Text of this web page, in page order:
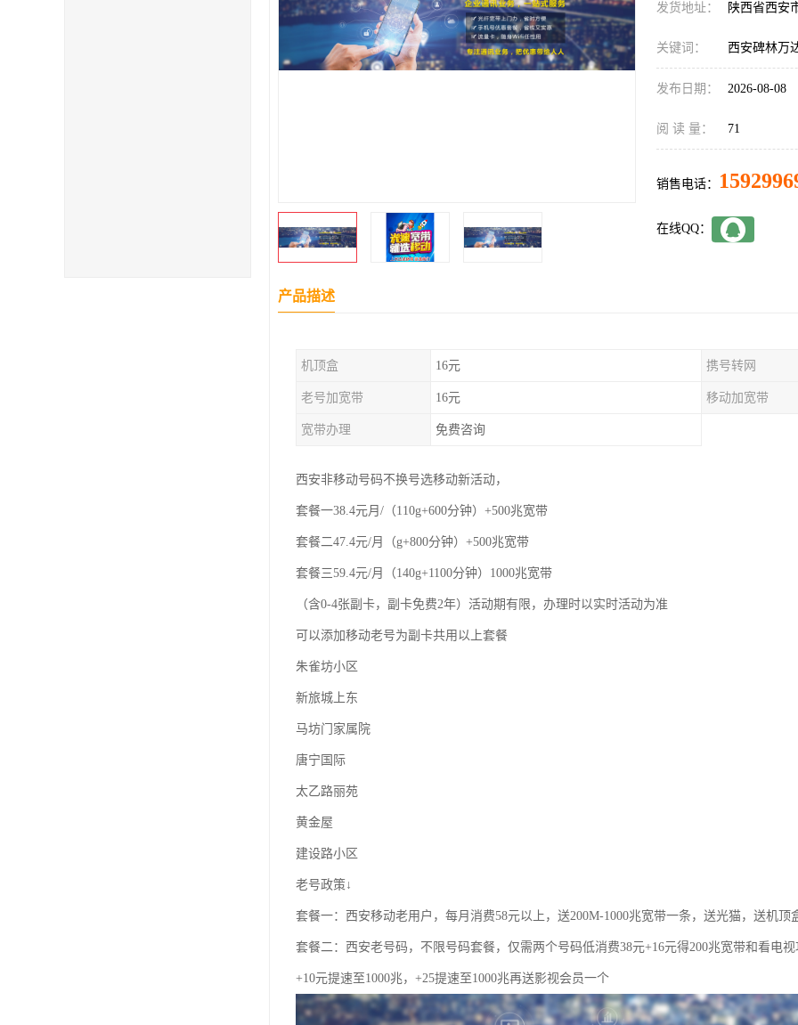
发货地址： 陕西省西安
关键词： 西安碑林万
发布日期： 2026-08-08
阅 读 量： 71
销售电话：
在线QQ：
产品描述
机顶盒 16元 携号转网
老号加宽带 16元 移动加宽带
宽带办理 免费咨询
西安非移动号码不换号选移动新活动，
套餐一38.4元月/（110g+600分钟）+500兆宽带
套餐二47.4元/月（g+800分钟）+500兆宽带
套餐三59.4元/月（140g+1100分钟）1000兆宽带
（含0-4张副卡，副卡免费2年）活动期有限，办理时以实时活动为准
可以添加移动老号为副卡共用以上套餐
朱雀坊小区
新旅城上东
马坊门家属院
唐宁国际
太乙路丽苑
黄金屋
建设路小区
老号政策↓
套餐一：西安移动老用户，每月消费58元以上，送200M-1000兆宽带一条，送光猫，送机顶
套餐二：西安老号码，不限号码套餐，仅需两个号码低消费38元+16元得200兆宽带和看电视
+10元提速至1000兆，+25提速至1000兆再送影视会员一个